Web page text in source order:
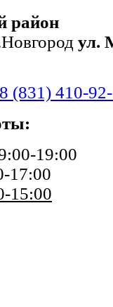
район
ул.
8 (831) 410-
19:00
17:00
15:00